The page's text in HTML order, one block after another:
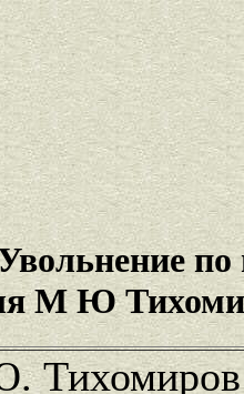
по
М Ю
Тихомиров